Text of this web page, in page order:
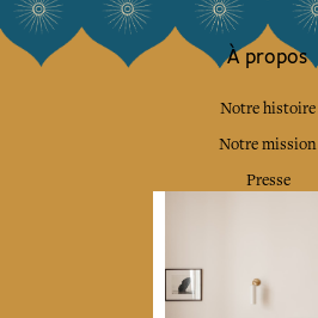
À propos
Notre histoire
Notre mission
Presse
Collections